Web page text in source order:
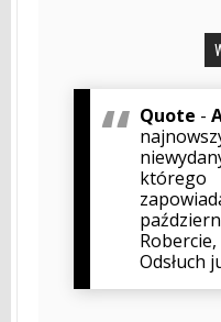
Quote -
Odsłuch